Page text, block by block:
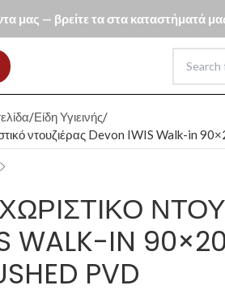
μας — βρείτε τα στα καταστήματά
Είδη Υγιεινής
ντουζιέρας Devon IWIS Walk-in
WALK-IN
PVD